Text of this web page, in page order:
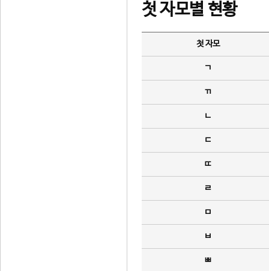
첫 자모별 현황
첫 자모
ㄱ
ㄲ
ㄴ
ㄷ
ㄸ
ㄹ
ㅁ
ㅂ
ㅃ